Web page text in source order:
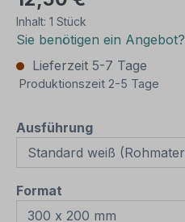
Inhalt: 1 Stück
Sie benötigen ein Angebot?
Lieferzeit 5-7 Tage
Produktionszeit 2-5 Tage
Ausführungauswählen
Format